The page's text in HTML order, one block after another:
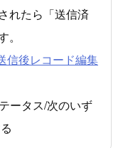
れたら「送信済
信後レコード編集
ータス/次のいず